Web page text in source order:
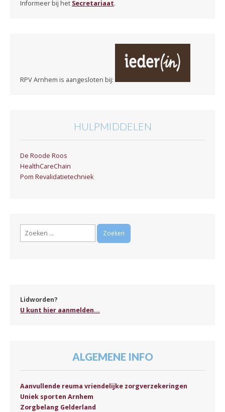
Informeer bij het Secretariaat.
RPV Arnhem is aangesloten bij:
HULPMIDDELEN
De Roode Roos
HealthCareChain
Pom Revalidatietechniek
Zoeken
Lidworden?
U kunt hier aanmelden...
ALGEMENE INFO
Aanvullende reuma vriendelijke zorgverzekeringen
Uniek sporten Arnhem
Zorgbelang Gelderland